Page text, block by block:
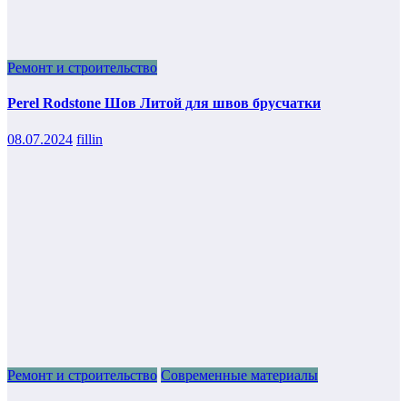
Ремонт и строительство
Perel Rodstone Шов Литой для швов брусчатки
08.07.2024 fillin
Ремонт и строительство Современные материалы